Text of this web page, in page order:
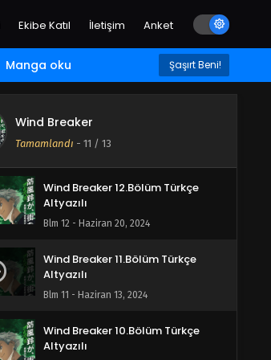
Ekibe Katıl İletişim Anket
Manga oku Şaşırt Beni!
Wind Breaker
Tamamlandı - 11 / 13
Wind Breaker 13.Bölüm Türkçe
Altyazılı
Wind Breaker 12.Bölüm Türkçe
Altyazılı
Blm 12 - Haziran 20, 2024
Wind Breaker 11.Bölüm Türkçe
Altyazılı
Blm 11 - Haziran 13, 2024
Wind Breaker 10.Bölüm Türkçe
Altyazılı